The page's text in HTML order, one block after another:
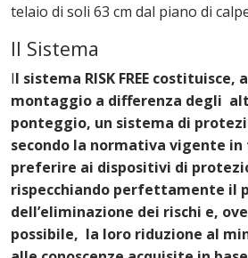
telaio di soli 63 cm dal piano di
Il Sistema
Il sistema RISK FREE costituisce,
montaggio a differenza degli
ponteggio, un sistema di
secondo la normativa vigente in
preferire ai dispositivi di
rispecchiando perfettamente il
dell’eliminazione dei rischi e,
possibile, la loro riduzione al